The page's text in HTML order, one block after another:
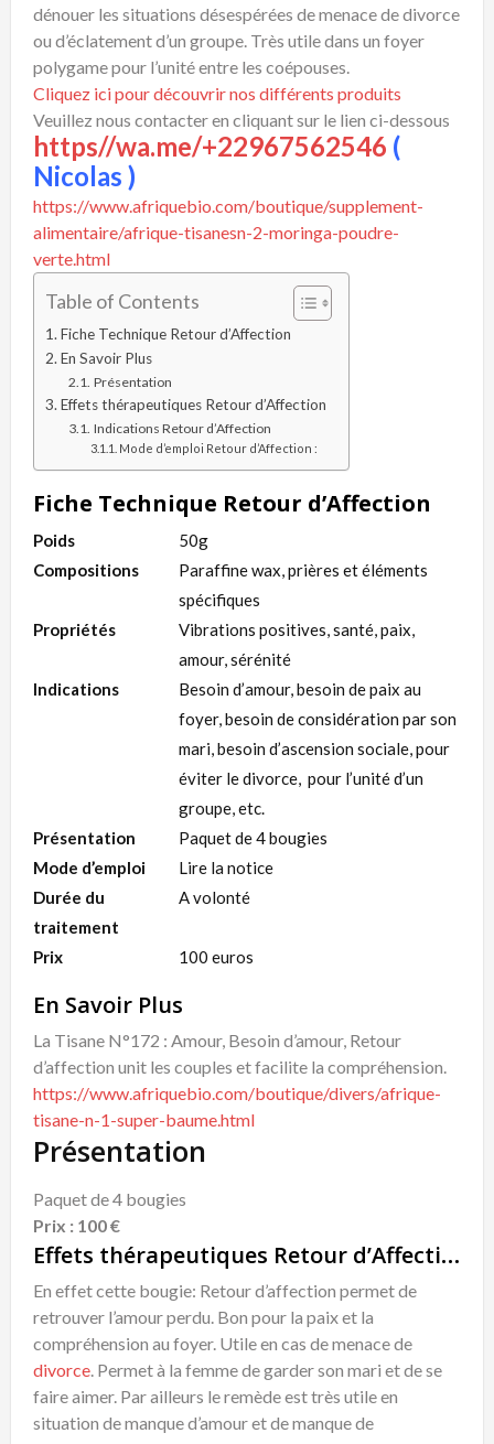
dénouer les situations désespérées de menace de divorce
ou d’éclatement d’un groupe. Très utile dans un foyer
polygame pour l’unité entre les coépouses.
Cliquez ici pour découvrir nos différents produits
Veuillez nous contacter en cliquant sur le lien ci-dessous
https//wa.me/+22967562546 (
Nicolas )
https://www.afriquebio.com/boutique/supplement-
alimentaire/afrique-tisanesn-2-moringa-poudre-
verte.html
Table of Contents
Fiche Technique Retour d’Affection
En Savoir Plus
Présentation
Effets thérapeutiques Retour d’Affection
Indications Retour d’Affection
Mode d’emploi Retour d’Affection :
Fiche Technique Retour d’Affection
Poids
50g
Compositions
Paraffine wax, prières et éléments
spécifiques
Propriétés
Vibrations positives, santé, paix,
amour, sérénité
Indications
Besoin d’amour, besoin de paix au
foyer, besoin de considération par son
mari, besoin d’ascension sociale, pour
éviter le divorce, pour l’unité d’un
groupe, etc.
Présentation
Paquet de 4 bougies
Mode d’emploi
Lire la notice
Durée du
traitement
A volonté
Prix 100 euros
En Savoir Plus
La Tisane N°172 : Amour, Besoin d’amour, Retour
d’affection unit les couples et facilite la compréhension.
https://www.afriquebio.com/boutique/divers/afrique-
tisane-n-1-super-baume.html
Présentation
Paquet de 4 bougies
Prix : 100 €
Effets thérapeutiques Retour d’Affection
En effet cette bougie: Retour d’affection permet de
retrouver l’amour perdu. Bon pour la paix et la
compréhension au foyer. Utile en cas de menace de
divorce. Permet à la femme de garder son mari et de se
faire aimer. Par ailleurs le remède est très utile en
situation de manque d’amour et de manque de